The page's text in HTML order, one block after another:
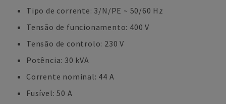
Tipo de corrente: 3/N/PE ~ 50/60 Hz
Tensão de funcionamento: 400 V
Tensão de controlo: 230 V
Potência: 30 kVA
Corrente nominal: 44 A
Fusível: 50 A